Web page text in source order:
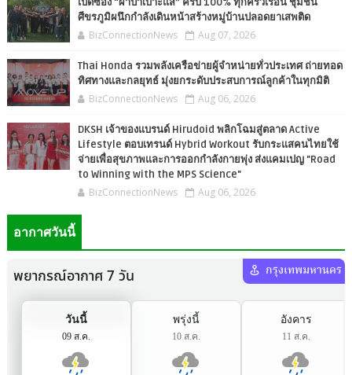
ศีขรภูมิผนึกกำลังเดินหน้าสร้างหมู่บ้านปลอดยาเสพติด
BizConnectionNews Aug 07, 2026
Thai Honda รวมพลังเครือข่ายผู้จำหน่ายทั่วประเทศ ถ่ายทอด
ทิศทางและกลยุทธ์ มุ่งยกระดับประสบการณ์ลูกค้าในทุกมิติ
BizConnectionNews Aug 06, 2026
DKSH เจ้าของแบรนด์ Hirudoid พลิกโฉมสู่ตลาด Active
Lifestyle ตอบเทรนด์ Hybrid Workout รับกระแสคนไทยใช้
จ่ายเพื่อสุขภาพและการออกกำลังกายพุ่ง ส่งแคมเปญ "Road
to Winning with the MPS Science"
BizConnectionNews Aug 06, 2026
อากาศวันนี้